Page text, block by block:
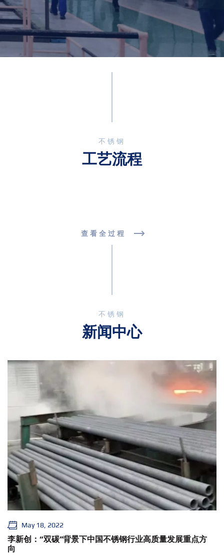
不锈钢
工艺流程
查看全过程
不锈钢
新闻中心
May 18, 2022
李新创：“双碳”背景下中国不锈钢行业高质量发展重点方
向